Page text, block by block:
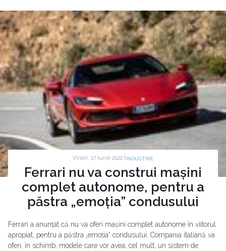
Vineri, 17 Iunie 2022 | INDUSTRIE
Ferrari nu va construi mașini
complet autonome, pentru a
păstra „emoția” condusului
Ferrari a anunțat că nu va oferi mașini complet autonome în viitorul
apropiat, pentru a păstra „emoția” condusului. Compania italiană va
oferi, în schimb, modele care vor avea, cel mult, un sistem de